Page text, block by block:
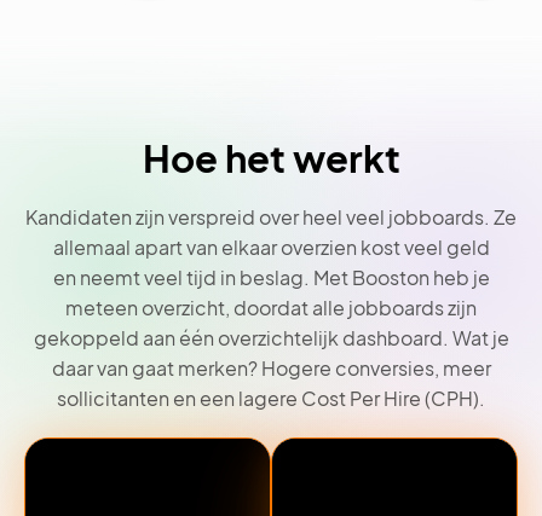
Hoe het werkt
Kandidaten zijn verspreid over heel veel jobboards. Ze
allemaal apart van elkaar overzien kost veel geld
en neemt veel tijd in beslag. Met Booston heb je
meteen overzicht, doordat alle jobboards zijn
gekoppeld aan één overzichtelijk dashboard. Wat je
daar van gaat merken? Hogere conversies, meer
sollicitanten en een lagere Cost Per Hire (CPH).